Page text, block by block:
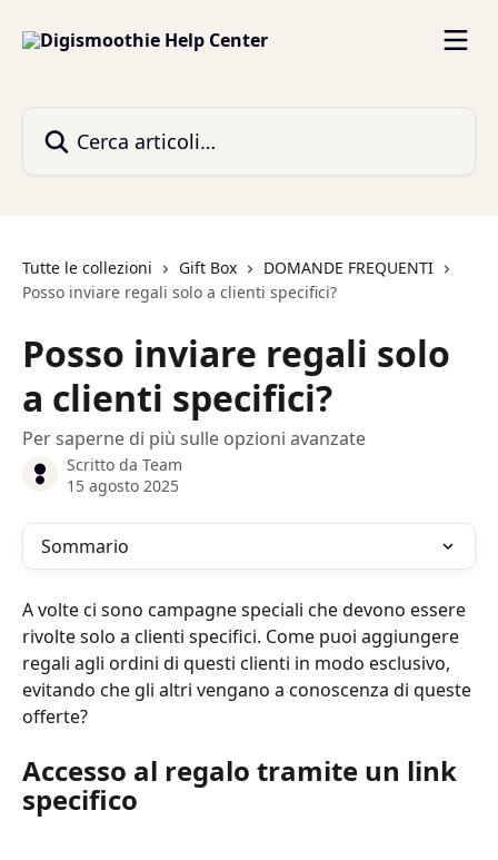
Tutte le collezioni Gift Box
DOMANDE FREQUENTI
Posso inviare regali solo a clienti specifici?
Posso inviare regali solo
a clienti specifici?
Per saperne di più sulle opzioni avanzate
Scritto da Team
15 agosto 2025
Sommario
A volte ci sono campagne speciali che devono essere
rivolte solo a clienti specifici. Come puoi aggiungere
regali agli ordini di questi clienti in modo esclusivo,
evitando che gli altri vengano a conoscenza di queste
offerte?
Accesso al regalo tramite un link
specifico